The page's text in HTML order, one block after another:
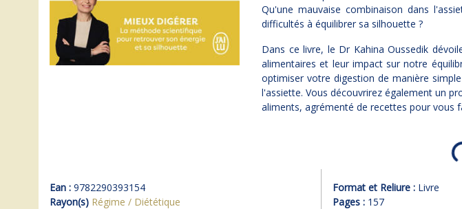
Qu'une mauvaise combinaison dans
difficultés à équilibrer sa silhouette ?
Dans ce livre, le Dr Kahina Oussedik
alimentaires et leur impact sur notre
optimiser votre digestion de manière
l'assiette. Vous découvrirez également un
aliments, agrémenté de recettes pour vous
Ean : 9782290393154
Rayon(s) Régime / Diététique
Format et Reliure : Livre
Pages :157